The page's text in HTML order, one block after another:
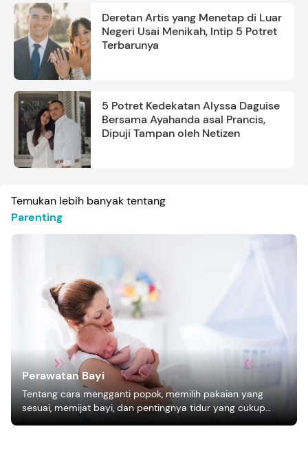
Deretan Artis yang Menetap di Luar
Negeri Usai Menikah, Intip 5 Potret
Terbarunya
5 Potret Kedekatan Alyssa Daguise
Bersama Ayahanda asal Prancis,
Dipuji Tampan oleh Netizen
Temukan lebih banyak tentang
Parenting
Perawatan Bayi
Tentang cara mengganti popok, memilih pakaian yang
sesuai, memijat bayi, dan pentingnya tidur yang cukup
bagi pertumbuhan bayi.